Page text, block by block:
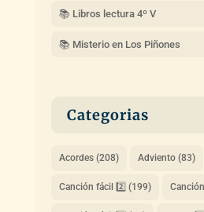
📚 Libros lectura 4º V
📚 Misterio en Los Piñones
Categorias
Acordes(208) Adviento(83)
Canción fácil 2️⃣ (199)